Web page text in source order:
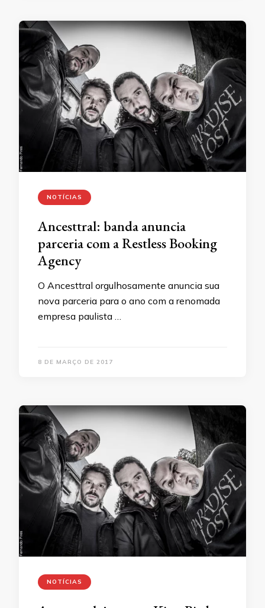
NOTÍCIAS
Ancesttral: banda anuncia
parceria com a Restless Booking
Agency
O Ancesttral orgulhosamente anuncia sua
nova parceria para o ano com a renomada
empresa paulista …
8 DE MARÇO DE 2017
NOTÍCIAS